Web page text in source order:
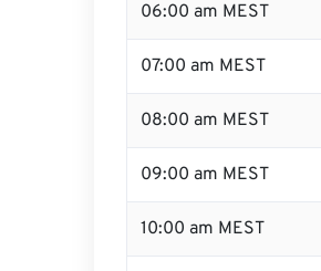
06:00 am MEST
07:00 am MEST
08:00 am MEST
09:00 am MEST
10:00 am MEST